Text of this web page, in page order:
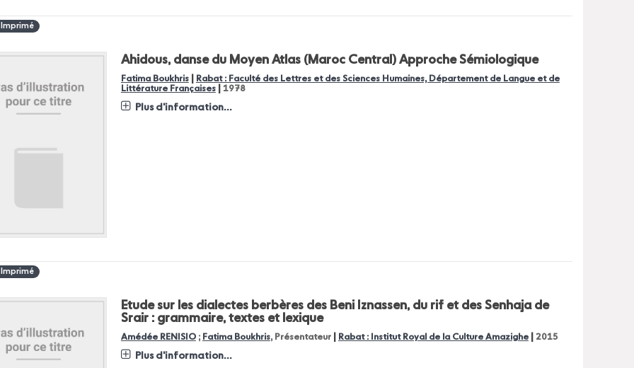
Ahidous, danse du Moyen Atlas (Maroc Central) Approche Sémiologique
Fatima Boukhris
Rabat : Faculté des Lettres et des Sciences Humaines, Département de Langue et de
Littérature Françaises| 1978
Plus d'information...
Etude sur les dialectes berbères des Beni Iznassen, du rif et des Senhaja de
Srair : grammaire, textes et lexique
Amédée RENISIO; Fatima Boukhris, Présentateur Rabat : Institut Royal de la Culture Amazighe| 2015
Plus d'information...